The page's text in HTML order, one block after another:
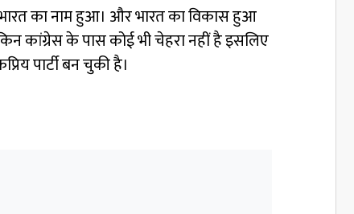
का नाम हुआ। और भारत का विकास हुआ
कांग्रेस के पास कोई भी चेहरा नहीं है इसलिए
पार्टी बन चुकी है।